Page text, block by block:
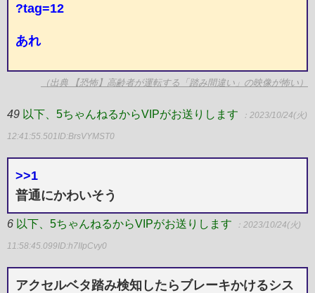
?tag=12
あれ
（出典 【恐怖】高齢者が運転する「踏み間違い」の映像が怖い）
49 以下、5ちゃんねるからVIPがお送りします ：2023/10/24(火)
12:41:55.501 ID:BrsVYMST0
>>1
普通にかわいそう
6 以下、5ちゃんねるからVIPがお送りします ：2023/10/24(火)
11:58:45.099ID:h7IIpCvy0
アクセルベタ踏み検知したらブレーキかけるシス